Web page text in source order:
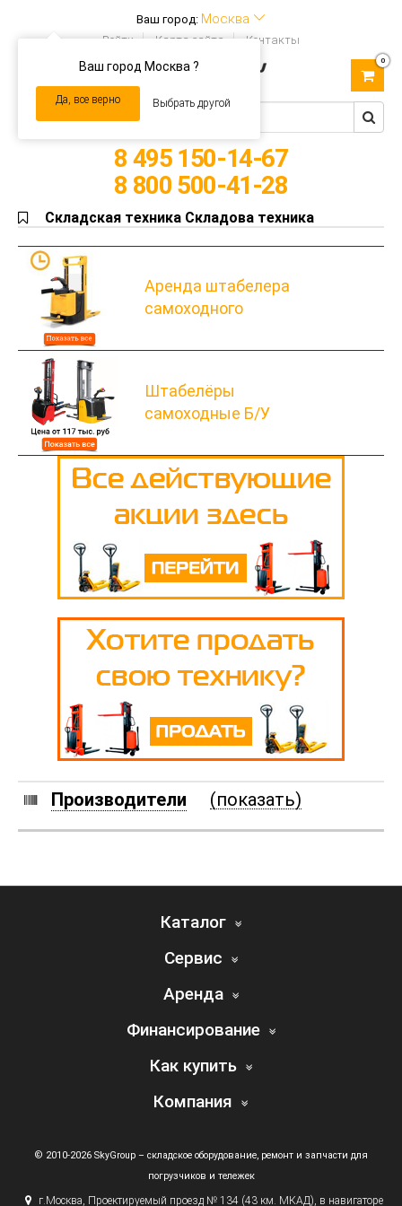
Ваш город: Москва
Ваш город Москва ?
Да, все верно Выбрать другой
Войти Карта сайта Контакты
navigation
0
8 495 150-14-67
8 800 500-41-28
Складская техника Складова техника
Аренда штабелера
самоходного
Штабелёры
самоходные Б/У
Производители (показать)
Каталог
Сервис
Аренда
Финансирование
Как купить
Компания
© 2010-2026 SkyGroup – складское оборудование, ремонт и запчасти для
погрузчиков и тележек
г.Москва, Проектируемый проезд № 134 (43км. МКАД), в навигаторе